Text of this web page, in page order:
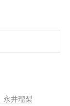
永井瑠梨